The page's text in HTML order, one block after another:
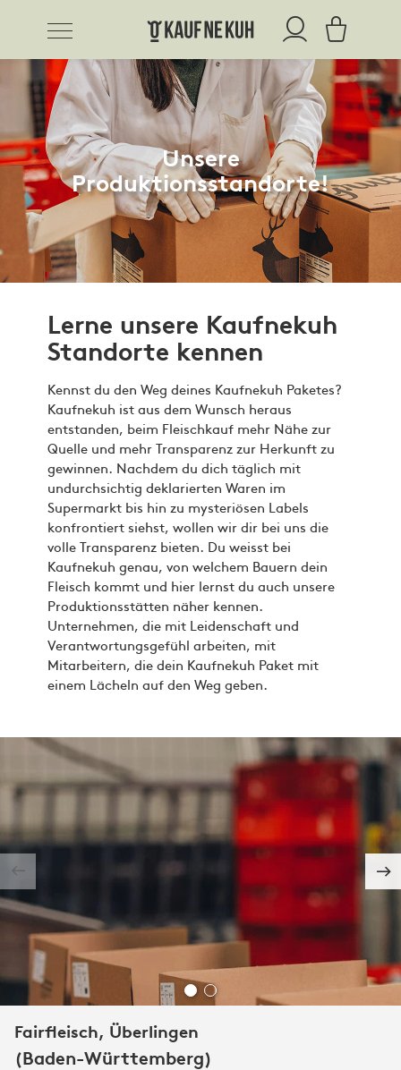
Unsere
Produktionsstandorte!
Lerne unsere Kaufnekuh
Standorte kennen
Kennst du den Weg deines Kaufnekuh Paketes?
Kaufnekuh ist aus dem Wunsch heraus
entstanden, beim Fleischkauf mehr Nähe zur
Quelle und mehr Transparenz zur Herkunft zu
gewinnen. Nachdem du dich täglich mit
undurchsichtig deklarierten Waren im
Supermarkt bis hin zu mysteriösen Labels
konfrontiert siehst, wollen wir dir bei uns die
volle Transparenz bieten. Du weisst bei
Kaufnekuh genau, von welchem Bauern dein
Fleisch kommt und hier lernst du auch unsere
Produktionsstätten näher kennen.
Unternehmen, die mit Leidenschaft und
Verantwortungsgefühl arbeiten, mit
Mitarbeitern, die dein Kaufnekuh Paket mit
einem Lächeln auf den Weg geben.
Fairfleisch, Überlingen
(Baden-Württemberg)